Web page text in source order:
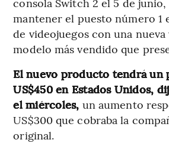
mantener el puesto número 1
de videojuegos con una
modelo más vendido que
El nuevo producto tendrá un
US$450 en Estados Unidos,
el miércoles, un aumento
US$300 que cobraba la
original.